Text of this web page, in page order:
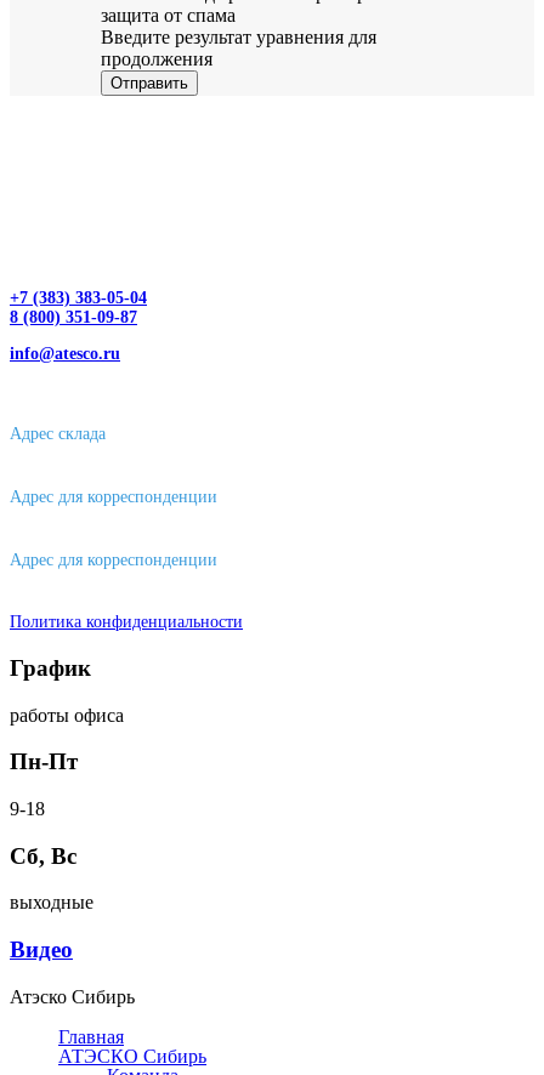
защита от спама
Введите результат уравнения для
продолжения
Отправить
+7 (383) 383-05-04
8 (800) 351-09-87
info@atesco.ru
Адрес склада
Адрес для корреспонденции
Адрес для корреспонденции
Политика конфиденциальности
График
работы офиса
Пн-Пт
9-18
Сб, Вс
выходные
Видео
Атэско Сибирь
Главная
АТЭСКО Сибирь